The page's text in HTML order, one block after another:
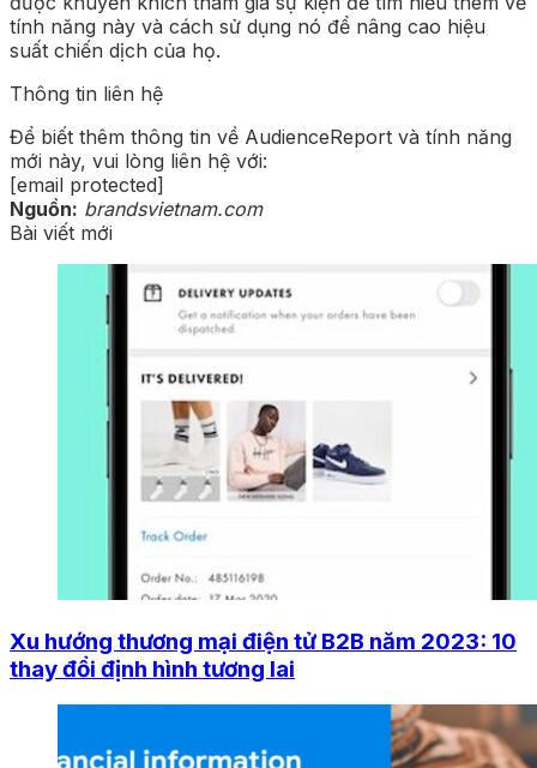
tính năng này và cách sử dụng nó để nâng cao hiệu
suất chiến dịch của họ.
Thông tin liên hệ
Để biết thêm thông tin về AudienceReport và tính năng
mới này, vui lòng liên hệ với:
[email protected]
Nguồn: brandsvietnam.com
Bài viết mới
Xu hướng thương mại điện tử B2B năm 2023: 10
thay đổi định hình tương lai